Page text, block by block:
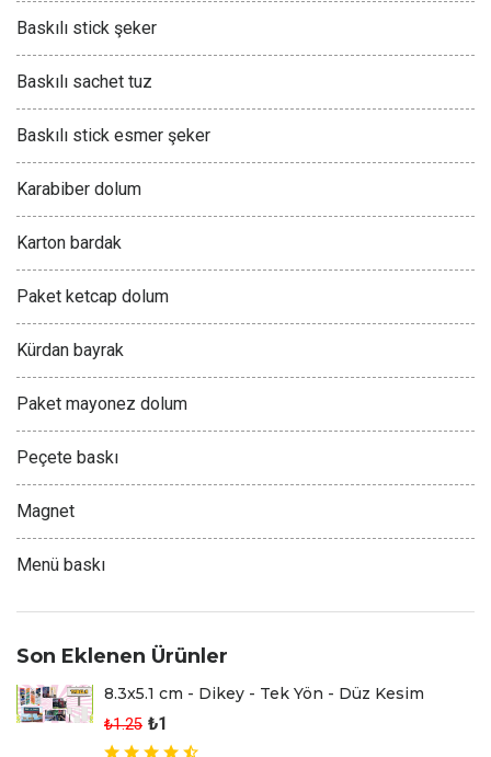
Baskılı stick şeker
Baskılı sachet tuz
Baskılı stick esmer şeker
Karabiber dolum
Karton bardak
Paket ketcap dolum
Kürdan bayrak
Paket mayonez dolum
Peçete baskı
Magnet
Menü baskı
Son Eklenen Ürünler
8.3x5.1 cm - Dikey - Tek Yön - Düz Kesim
₺1.25 ₺1